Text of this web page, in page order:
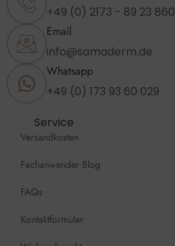
+49 (0) 2173 - 89 23 860
Email
info@samaderm.de
Whatsapp
+49 (0) 173 93 60 029
Service
Versandkosten
Fachanwender Blog
FAQs
Kontaktformular